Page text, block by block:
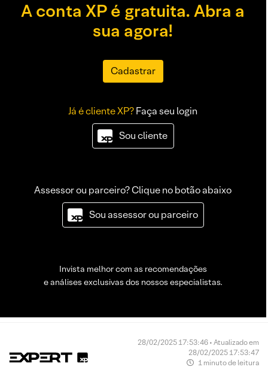
A conta XP é gratuita. Abra a
sua agora!
Cadastrar
Já é cliente XP?Faça seu login
Sou cliente
Assessor ou parceiro? Clique no botão abaixo
Sou assessor ou parceiro
Invista melhor com as recomendações
e análises exclusivas dos nossos especialistas.
28/02/2025 17:53:46 • Atualizado em
28/02/2025 17:53:47
1 minuto de leitura